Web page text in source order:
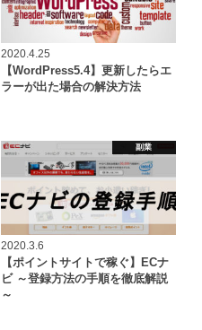
2020.4.25
【WordPress5.4】更新したらエ
ラーが出た場合の解決方法
副業
2020.3.6
【ポイントサイトで稼ぐ】ECナ
ビ ～登録方法の手順を徹底解説
～